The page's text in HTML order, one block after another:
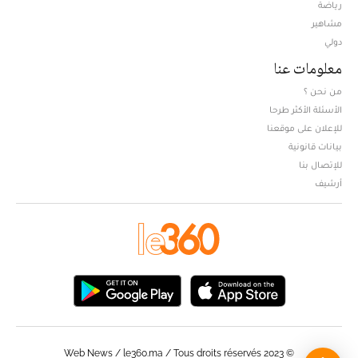
رياضة
مشاهير
دولي
معلومات عنا
من نحن ؟
الأسئلة الأكثر طرحا
للإعلان على موقعنا
بيانات قانونية
للإتصال بنا
أرشيف
© Web News / le360.ma / Tous droits réservés 2023